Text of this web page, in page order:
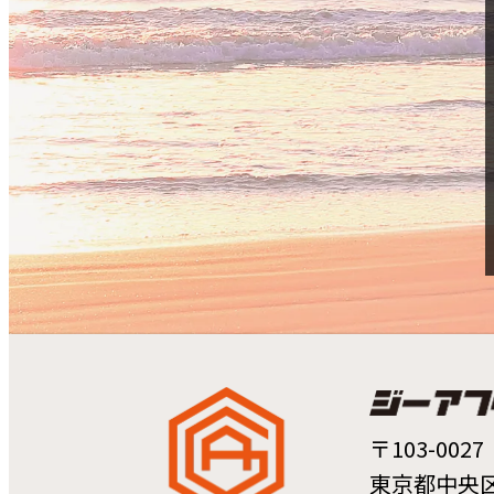
〒103-0027
東京都中央